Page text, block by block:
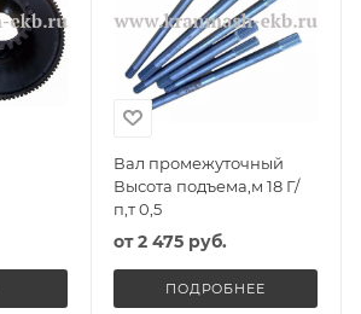
Вал промежуточный
Высота подъема,м 18 Г/
п,т 0,5
от2 475 руб.
ПОДРОБНЕЕ